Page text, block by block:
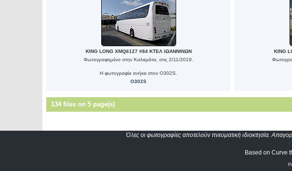
KING LONG XMQ6127 #84 ΚΤΕΛ ΙΩΑΝΝΙΝΩΝ
Φωτογραφημένο στην Καλαμάτα, στις 2/11/2019.
Η φωτογραφία ανήκει στον O302S.
O302S
KING
134 files on 5 page(s)
Όλες οι φωτογραφίες αποτελούν πνευματική ιδιοκτησία.
Based on Curve